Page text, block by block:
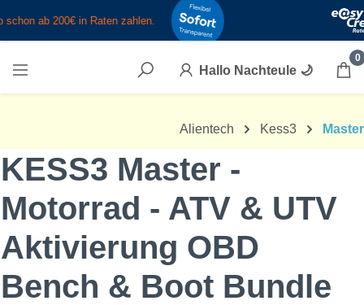
Zum Hauptinhalt springen
Hallo Nachteule 🌙
0
Alientech Kess3 Master
KESS3 Master -
Motorrad - ATV & UTV
Aktivierung OBD
Bench & Boot Bundle